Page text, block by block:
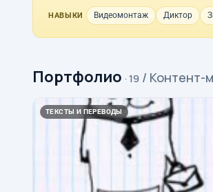
НАВЫКИ Видеомонтаж Диктор
Портфолио · 19 / Контент-
ТЕКСТЫ И ПЕРЕВОДЫ